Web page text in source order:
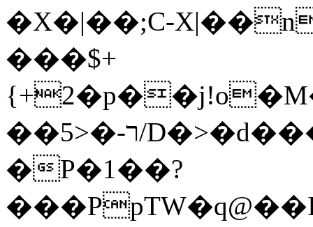
�X�|��;Ϲ-
���$+
��ר-�<5/D�>�d�����1!u8JP�@TE�
�P�1��?